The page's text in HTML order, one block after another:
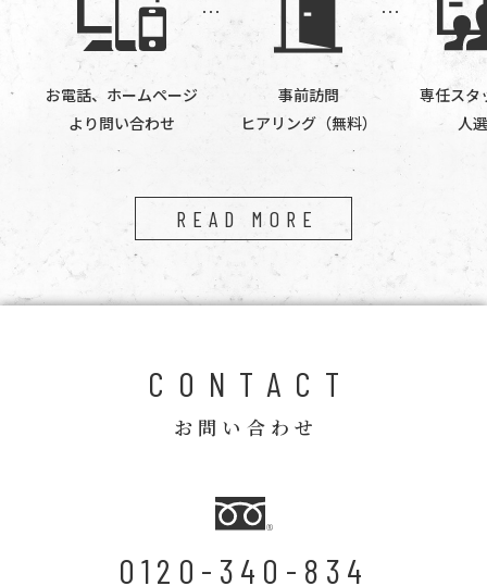
お電話、ホームページ
より問い合わせ
事前訪問
ヒアリング（無料）
専任スタ
人選
READ MORE
CONTACT
お問い合わせ
0120-340-834